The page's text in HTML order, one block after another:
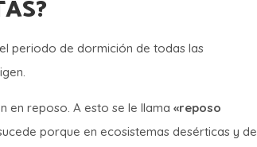
periodo de dormición de todas las
en reposo. A esto se le llama«reposo
porque en ecosistemas desérticas y de